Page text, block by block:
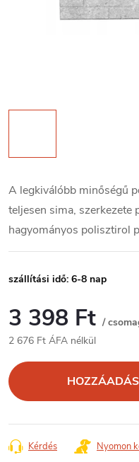
A legkiválóbb minőségű
teljesen sima, szerkezete
hagyományos polisztirol
szállítási idő: 6-8 nap
3 398 Ft /
2 676 Ft ÁFA nélkül
Kérdés Nyomon